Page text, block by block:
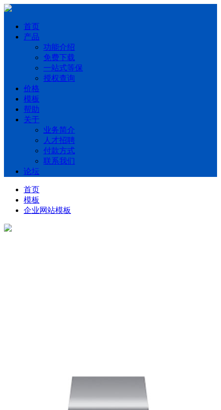
首页
产品
功能介绍
免费下载
一站式等保
授权查询
价格
模板
帮助
关于
业务简介
人才招聘
付款方式
联系我们
论坛
首页
模板
企业网站模板